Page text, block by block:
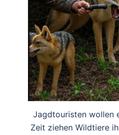
Jagdtouristen wollen
Zeit ziehen Wildtiere